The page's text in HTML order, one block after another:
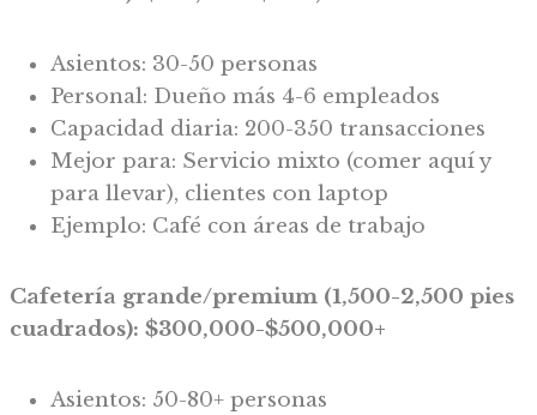
Asientos: 30-50 personas
Personal: Dueño más 4-6 empleados
Capacidad diaria: 200-350 transacciones
Mejor para: Servicio mixto (comer aquí y
para llevar), clientes con laptop
Ejemplo: Café con áreas de trabajo
Cafetería grande/premium (1,500-2,500 pies
cuadrados): $300,000-$500,000+
Asientos: 50-80+ personas